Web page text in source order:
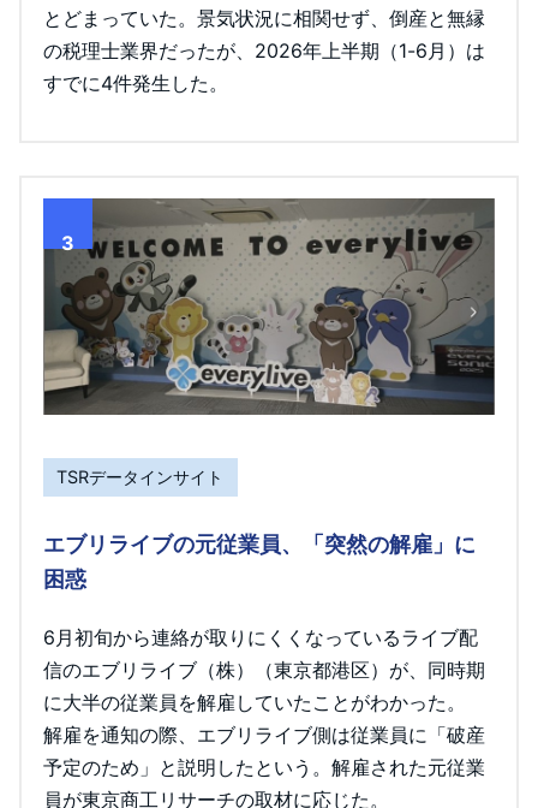
とどまっていた。景気状況に相関せず、倒産と無縁
の税理士業界だったが、2026年上半期（1-6月）は
すでに4件発生した。
3
TSRデータインサイト
エブリライブの元従業員、「突然の解雇」に
困惑
6月初旬から連絡が取りにくくなっているライブ配
信のエブリライブ（株）（東京都港区）が、同時期
に大半の従業員を解雇していたことがわかった。
解雇を通知の際、エブリライブ側は従業員に「破産
予定のため」と説明したという。解雇された元従業
員が東京商工リサーチの取材に応じた。